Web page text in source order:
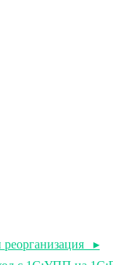
реорганизация ▸